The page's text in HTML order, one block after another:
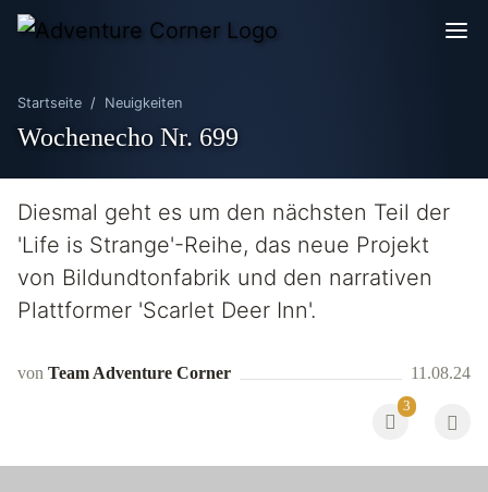
Startseite Neuigkeiten
Wochenecho Nr. 699
Diesmal geht es um den nächsten Teil der
'Life is Strange'-Reihe, das neue Projekt
von Bildundtonfabrik und den narrativen
Plattformer 'Scarlet Deer Inn'.
von Team Adventure Corner 11.08.24
3